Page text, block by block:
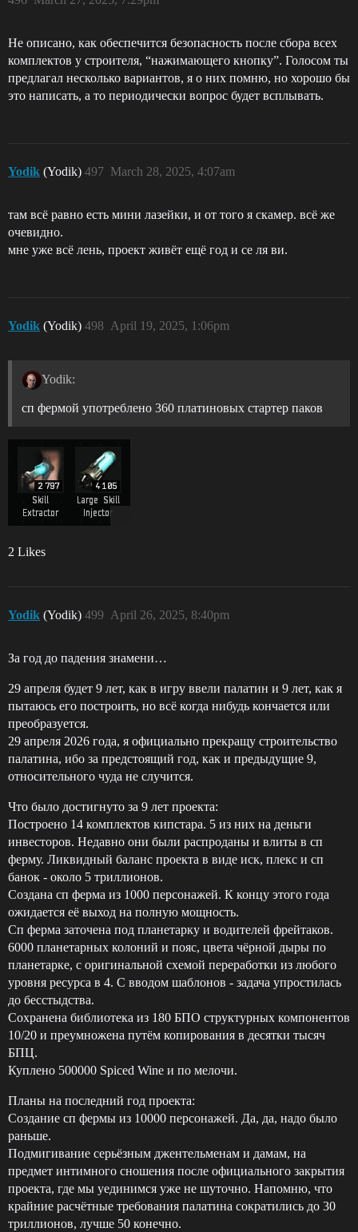
Не описано, как обеспечится безопасность после сбора всех
комплектов у строителя, “нажимающего кнопку”. Голосом ты
предлагал несколько вариантов, я о них помню, но хорошо бы
это написать, а то периодически вопрос будет всплывать.
Yodik (Yodik) March 28, 2025, 4:07am
497
там всё равно есть мини лазейки, и от того я скамер. всё же
очевидно.
мне уже всё лень, проект живёт ещё год и се ля ви.
Yodik (Yodik) April 19, 2025, 1:06pm
498
Yodik:
сп фермой употреблено 360 платиновых стартер паков
2 Likes
Yodik (Yodik) April 26, 2025, 8:40pm
499
За год до падения знамени…
29 апреля будет 9 лет, как в игру ввели палатин и 9 лет, как я
пытаюсь его построить, но всё когда нибудь кончается или
преобразуется.
29 апреля 2026 года, я официально прекращу строительство
палатина, ибо за предстоящий год, как и предыдущие 9,
относительного чуда не случится.
Что было достигнуто за 9 лет проекта:
Построено 14 комплектов кипстара. 5 из них на деньги
инвесторов. Недавно они были распроданы и влиты в сп
ферму. Ликвидный баланс проекта в виде иск, плекс и сп
банок - около 5 триллионов.
Создана сп ферма из 1000 персонажей. К концу этого года
ожидается её выход на полную мощность.
Сп ферма заточена под планетарку и водителей фрейтаков.
6000 планетарных колоний и пояс, цвета чёрной дыры по
планетарке, с оригинальной схемой переработки из любого
уровня ресурса в 4. С вводом шаблонов - задача упростилась
до бесстыдства.
Сохранена библиотека из 180 БПО структурных компонентов
10/20 и преумножена путём копирования в десятки тысяч
БПЦ.
Куплено 500000 Spiced Wine и по мелочи.
Планы на последний год проекта:
Создание сп фермы из 10000 персонажей. Да, да, надо было
раньше.
Подмигивание серьёзным джентельменам и дамам, на
предмет интимного сношения после официального закрытия
проекта, где мы уединимся уже не шуточно. Напомню, что
крайние расчётные требования палатина сократились до 30
триллионов, лучше 50 конечно.